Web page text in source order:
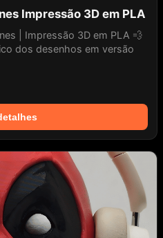
Impressão 3D em PLA
| Impressão 3D em PLA 💨
dos desenhos em versão